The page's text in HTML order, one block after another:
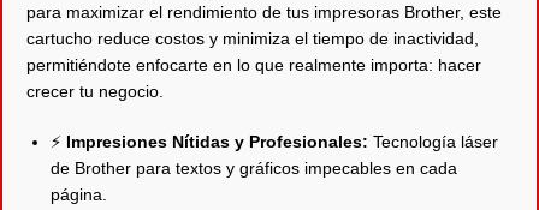
para maximizar el rendimiento de tus impresoras Brother, este
cartucho reduce costos y minimiza el tiempo de inactividad,
permitiéndote enfocarte en lo que realmente importa: hacer
crecer tu negocio.
⚡ Impresiones Nítidas y Profesionales: Tecnología láser
de Brother para textos y gráficos impecables en cada
página.